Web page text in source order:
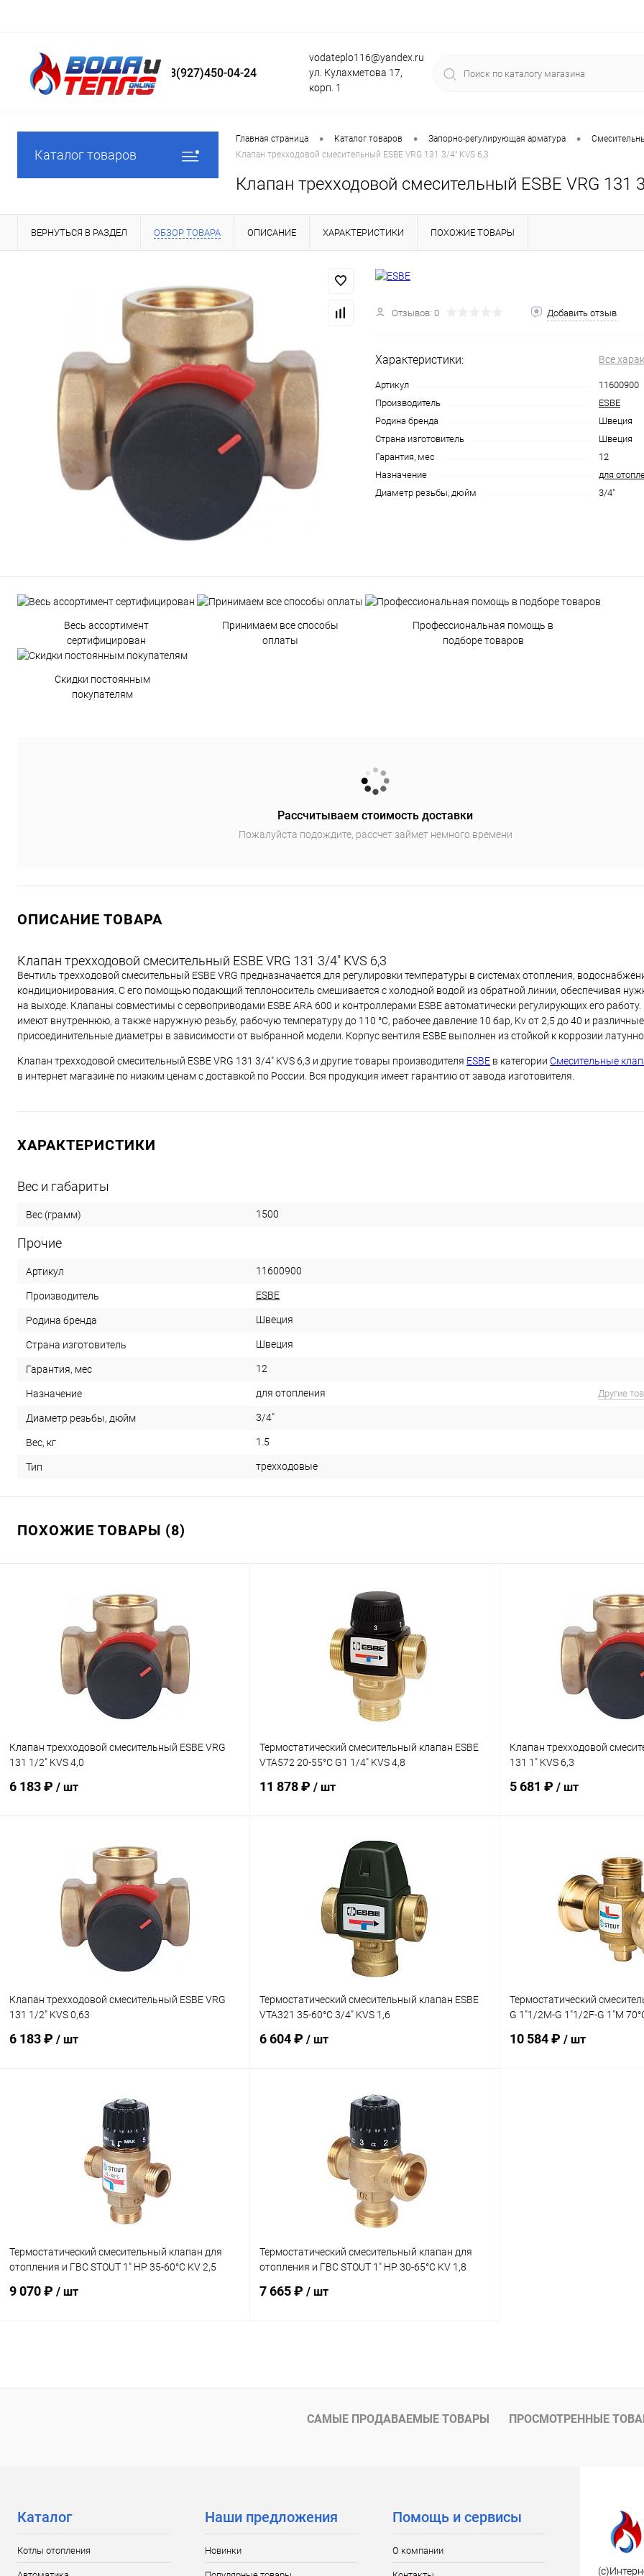
8(927)450-04-24
vodateplo116@yandex.ru
ул. Кулахметова 17,
корп. 1
Каталог товаров
Главная страница • Каталог товаров • Запорно-регулирующая арматура •
Клапан трехходовой смесительный ESBE VRG 131 3/4" KVS 6,3
Клапан трехходовой смесительный ESBE VRG 131
ВЕРНУТЬСЯ В РАЗДЕЛ ОБЗОР ТОВАРА ОПИСАНИЕ ХАРАКТЕРИСТИКИ ПОХОЖИЕ ТОВАРЫ
Отзывов: 0 Добавить отзыв
Характеристики: Все
Артикул
11600900
Производитель
ESBE
Родина бренда
Швеция
Страна изготовитель
Швеция
Гарантия, мес
12
Назначение
для
Диаметр резьбы, дюйм
3/4"
Весь ассортимент
сертифицирован
Принимаем все способы
оплаты
Профессиональная помощь в
подборе товаров
Скидки постоянным
покупателям
Рассчитываем стоимость доставки
Пожалуйста подождите, рассчет займет немного времени
ОПИСАНИЕ ТОВАРА
Клапан трехходовой смесительный ESBE VRG 131 3/4" KVS 6,3
Вентиль трехходовой смесительный ESBE VRG предназначается для регулировки температуры в системах отопления,
кондиционирования. С его помощью подающий теплоноситель смешивается с холодной водой из обратной линии, обеспечивая
на выходе. Клапаны совместимы с сервоприводами ESBE ARA 600 и контроллерами ESBE автоматически регулирующих его
имеют внутреннюю, а также наружную резьбу, рабочую температуру до 110 °C, рабочее давление 10 бар, Kv от 2,5 до 40 и различные
присоединительные диаметры в зависимости от выбранной модели. Корпус вентиля ESBE выполнен из стойкой к коррозии
Клапан трехходовой смесительный ESBE VRG 131 3/4" KVS 6,3 и другие товары производителя ESBE в категории Смесительные
в интернет магазине по низким ценам с доставкой по России. Вся продукция имеет гарантию от завода изготовителя.
ХАРАКТЕРИСТИКИ
Вес и габариты
Вес (грамм) 1500
Прочие
Артикул 11600900
Производитель ESBE
Родина бренда Швеция
Страна изготовитель Швеция
Гарантия, мес 12
Назначение для отопления Другие
Диаметр резьбы, дюйм 3/4"
Вес, кг 1.5
Тип трехходовые
ПОХОЖИЕ ТОВАРЫ (8)
Клапан трехходовой смесительный ESBE VRG
131 1/2" KVS 4,0
6 183 ₽ / шт
В корзину
Купить в 1 клик Сравнение
В избранное заказ 3-5 дней
Термостатический смесительный клапан ESBE
VTA572 20-55°C G1 1/4" KVS 4,8
11 878 ₽ / шт
В корзину
Купить в 1 клик Сравнение
В избранное заказ 3-5 дней
Клапан трехходовой
131 1" KVS 6,3
5 681 ₽ / шт
Купить в 1 клик
В избранное
Клапан трехходовой смесительный ESBE VRG
131 1/2" KVS 0,63
6 183 ₽ / шт
В корзину
Термостатический смесительный клапан ESBE
VTA321 35-60°C 3/4" KVS 1,6
6 604 ₽ / шт
В корзину
Купить в 1 клик
заказ 3-5 дней
Термостатический
G 1"1/2M-G 1"1/2F-G 1"M
10 584 ₽ / шт
Термостатический смесительный клапан для
отопления и ГВС STOUT 1" НР 35-60°С KV 2,5
9 070 ₽ / шт
Купить в 1 клик Сравнение
Термостатический смесительный клапан для
отопления и ГВС STOUT 1" НР 30-65°С KV 1,8
7 665 ₽ / шт
Купить в 1 клик Сравнение
В избранное заказ 3-5 дней
САМЫЕ ПРОДАВАЕМЫЕ ТОВАРЫ ПРОСМОТРЕННЫЕ
Каталог
Котлы отопления
Наши предложения
Новинки
Помощь и сервисы
О компании